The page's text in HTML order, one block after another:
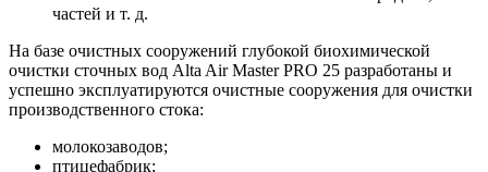
частей и т. д.
На базе очистных сооружений глубокой биохимической
очистки сточных вод Alta Air Master PRO 25 разработаны и
успешно эксплуатируются очистные сооружения для очистки
производственного стока:
молокозаводов;
птицефабрик;